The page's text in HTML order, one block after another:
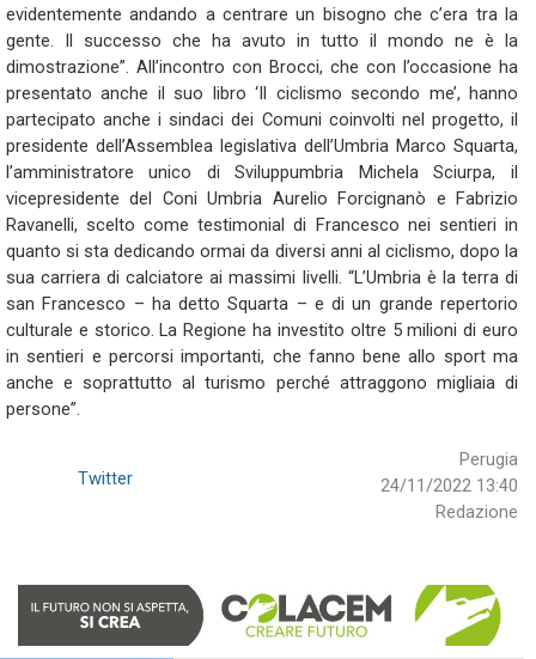
evidentemente andando a centrare un bisogno che c’era tra la
gente. Il successo che ha avuto in tutto il mondo ne è la
dimostrazione”. All’incontro con Brocci, che con l’occasione ha
presentato anche il suo libro ‘Il ciclismo secondo me’, hanno
partecipato anche i sindaci dei Comuni coinvolti nel progetto, il
presidente dell’Assemblea legislativa dell’Umbria Marco Squarta,
l’amministratore unico di Sviluppumbria Michela Sciurpa, il
vicepresidente del Coni Umbria Aurelio Forcignanò e Fabrizio
Ravanelli, scelto come testimonial di Francesco nei sentieri in
quanto si sta dedicando ormai da diversi anni al ciclismo, dopo la
sua carriera di calciatore ai massimi livelli. “L’Umbria è la terra di
san Francesco – ha detto Squarta – e di un grande repertorio
culturale e storico. La Regione ha investito oltre 5 milioni di euro
in sentieri e percorsi importanti, che fanno bene allo sport ma
anche e soprattutto al turismo perché attraggono migliaia di
persone”.
Perugia
24/11/2022 13:40
Redazione
Twitter